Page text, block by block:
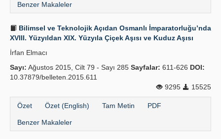
Benzer Makaleler
Bilimsel ve Teknolojik Açıdan Osmanlı İmparatorluğu’nda
XVIII. Yüzyıldan XIX. Yüzyıla Çiçek Aşısı ve Kuduz Aşısı
İrfan Elmacı
Sayı: Ağustos 2015, Cilt 79 - Sayı 285 Sayfalar: 611-626 DOI:
10.37879/belleten.2015.611
9295
15525
Özet Özet (English) Tam Metin PDF
Benzer Makaleler